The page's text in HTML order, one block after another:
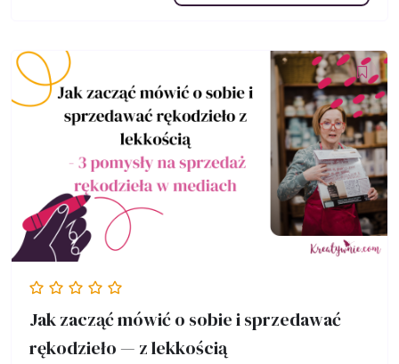
Jak zacząć mówić o sobie i sprzedawać
rękodzieło — z lekkością